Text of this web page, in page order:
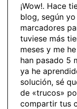
¡Wow!. Hace
blog, según
marcadores
tuviese más
meses y me
han pasado 5
ya he
solución, sé
de «trucos»
compartir tus